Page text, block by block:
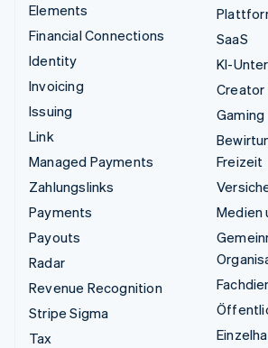
Elements
Financial Connections
Identity
Invoicing
Issuing
Link
Managed Payments
Zahlungslinks
Payments
Payouts
Radar
Revenue Recognition
Stripe Sigma
Tax
SaaS
KI-
Creator
Gaming
Freizeit
Medien